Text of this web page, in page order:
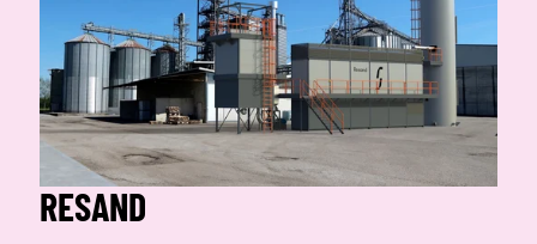
RESAND